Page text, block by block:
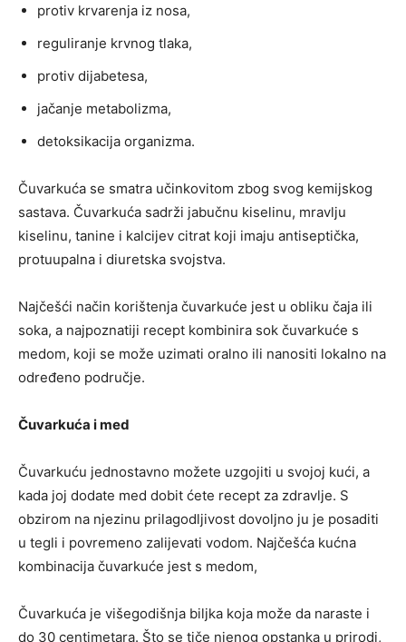
protiv krvarenja iz nosa,
reguliranje krvnog tlaka,
protiv dijabetesa,
jačanje metabolizma,
detoksikacija organizma.
Čuvarkuća se smatra učinkovitom zbog svog kemijskog
sastava. Čuvarkuća sadrži jabučnu kiselinu, mravlju
kiselinu, tanine i kalcijev citrat koji imaju antiseptička,
protuupalna i diuretska svojstva.
Najčešći način korištenja čuvarkuće jest u obliku čaja ili
soka, a najpoznatiji recept kombinira sok čuvarkuće s
medom, koji se može uzimati oralno ili nanositi lokalno na
određeno područje.
Čuvarkuća i med
Čuvarkuću jednostavno možete uzgojiti u svojoj kući, a
kada joj dodate med dobit ćete recept za zdravlje. S
obzirom na njezinu prilagodljivost dovoljno ju je posaditi
u tegli i povremeno zalijevati vodom. Najčešća kućna
kombinacija čuvarkuće jest s medom,
Čuvarkuća je višegodišnja biljka koja može da naraste i
do 30 centimetara. Što se tiče njenog opstanka u prirodi,